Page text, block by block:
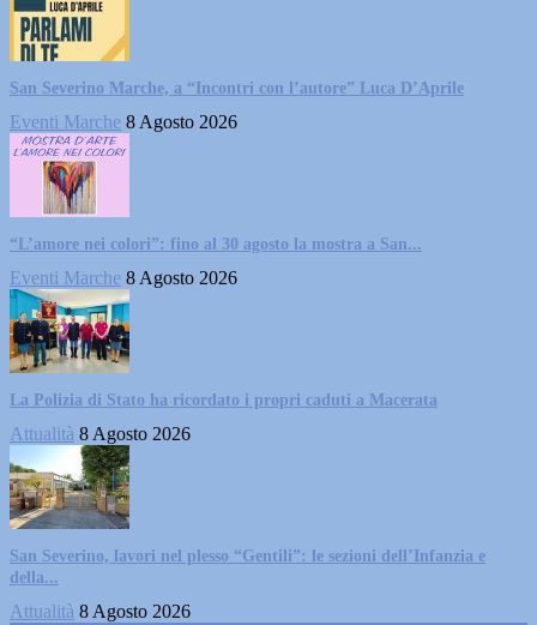
San Severino Marche, a “Incontri con l’autore” Luca D’Aprile
Eventi Marche 8 Agosto 2026
“L’amore nei colori”: fino al 30 agosto la mostra a San...
Eventi Marche 8 Agosto 2026
La Polizia di Stato ha ricordato i propri caduti a Macerata
Attualità 8 Agosto 2026
San Severino, lavori nel plesso “Gentili”: le sezioni dell’Infanzia e
della...
Attualità 8 Agosto 2026